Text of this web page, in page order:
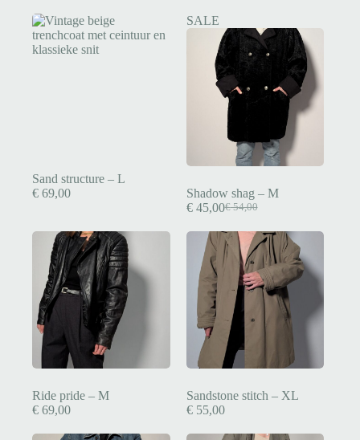
Sand structure – L
€ 69,00
SALE
Shadow shag – M
€54,00
€45,00
Ride pride – M
€ 69,00
Sandstone stitch – XL
€55,00